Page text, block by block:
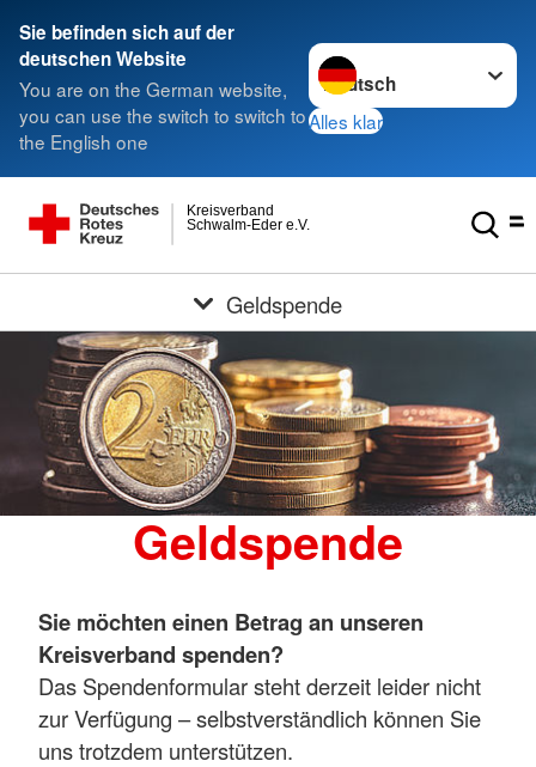
Sie befinden sich auf der
deutschen Website
You are on the German website,
you can use the switch to switch to
the English one
Sprache wechseln zu
Alles klar
Schwalm-Eder e.V.
Kreisverband
Geldspende
Geldspende
Sie möchten einen Betrag an unseren
Kreisverband spenden?
Das Spendenformular steht derzeit leider nicht
zur Verfügung – selbstverständlich können Sie
uns trotzdem unterstützen.